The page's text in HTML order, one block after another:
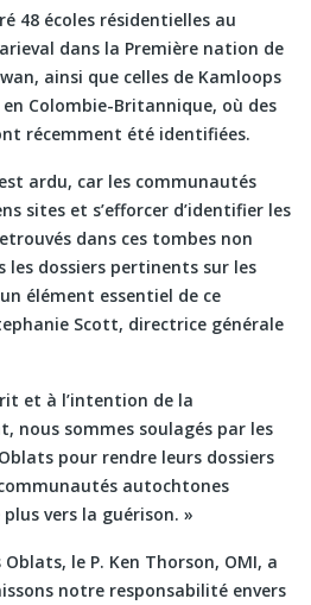
48 écoles résidentielles au
dans la Première nation de
ainsi que celles de Kamloops
Colombie-Britannique, où des
récemment été identifiées.
ardu, car les communautés
sites et s’efforcer d’identifier les
dans ces tombes non
les dossiers pertinents sur les
élément essentiel de ce
Scott, directrice générale
et à l’intention de la
nous sommes soulagés par les
pour rendre leurs dossiers
autochtones
vers la guérison. »
le P. Ken Thorson, OMI, a
notre responsabilité envers